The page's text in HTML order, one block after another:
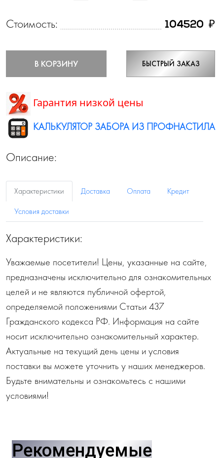
Стоимость: 104520 ₽
В КОРЗИНУ БЫСТРЫЙ ЗАКАЗ
Гарантия низкой цены
КАЛЬКУЛЯТОР ЗАБОРА ИЗ ПРОФНАСТИЛА
Описание:
Характеристики Доставка Оплата
Кредит
Условия доставки
Характеристики:
Уважаемые посетители! Цены, указанные на сайте,
предназначены исключительно для ознакомительных
целей и не являются публичной офертой,
определяемой положениями Статьи 437
Гражданского кодекса РФ. Информация на сайте
носит исключительно ознакомительный характер.
Актуальные на текущий день цены и условия
поставки вы можете уточнить у наших менеджеров.
Будьте внимательны и ознакомьтесь с нашими
условиями!
Рекомендуемые